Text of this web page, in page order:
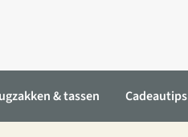
& tassen Cadeautips